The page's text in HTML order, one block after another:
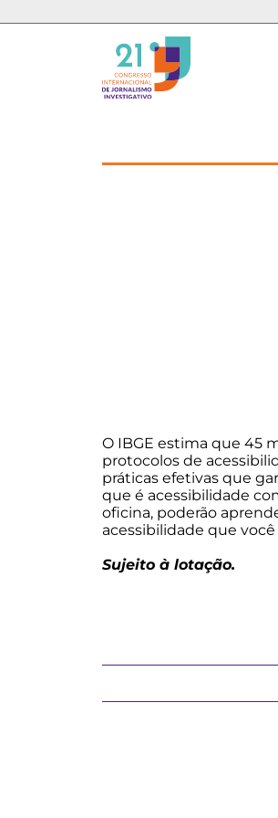
O IBGE estima que 45
protocolos de
práticas efetivas que
que é acessibilidade
oficina, poderão
acessibilidade que
Sujeito à lotação.